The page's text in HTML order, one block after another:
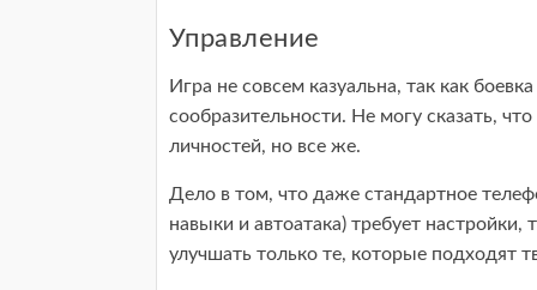
Управление
Игра не совсем казуальна, так как
сообразительности. Не могу сказать,
личностей, но все же.
Дело в том, что даже стандартное
навыки и автоатака) требует
улучшать только те, которые подходят